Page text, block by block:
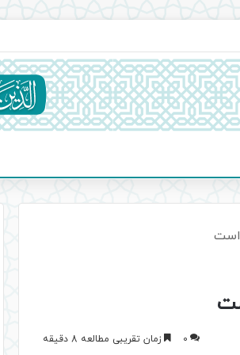
امت اسلامی
است
0 زمان تقریبی مطالعه 8 دقیقه